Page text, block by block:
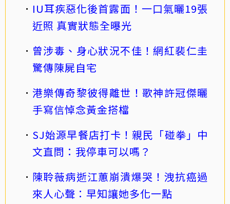
IU耳疾惡化後首露面！一口氣曬19張
近照 真實狀態全曝光
曾涉毒、身心狀況不佳！網紅裴仁圭
驚傳陳屍自宅
港樂傳奇黎彼得離世！歌神許冠傑曬
手寫信悼念黃金搭檔
SJ始源早餐店打卡！親民「碰拳」中
文直問：我停車可以嗎？
陳聆薇病逝江蕙崩潰爆哭！洩抗癌過
來人心聲：早知讓她多化一點